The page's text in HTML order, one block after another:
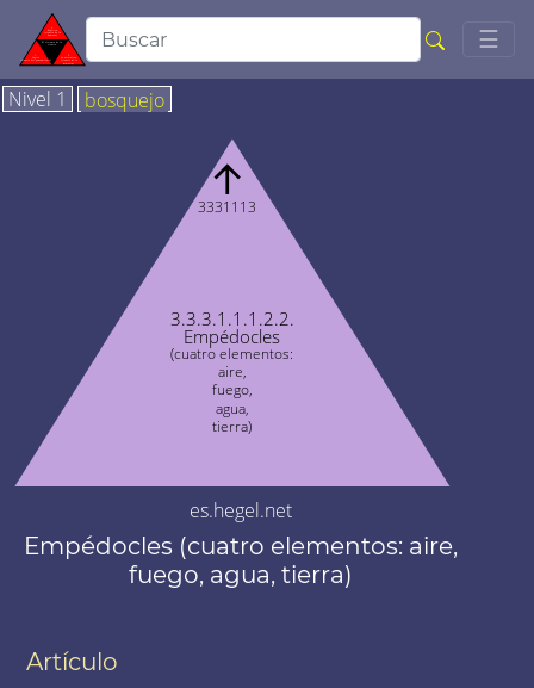
☰
Nivel 1 bosquejo
3.3.3.1.1.1.2.2.
Empédocles
(cuatro elementos:
aire,
fuego,
agua,
tierra)
↑
3331113
es.hegel.net
Empédocles (cuatro elementos: aire,
fuego, agua, tierra)
Artículo